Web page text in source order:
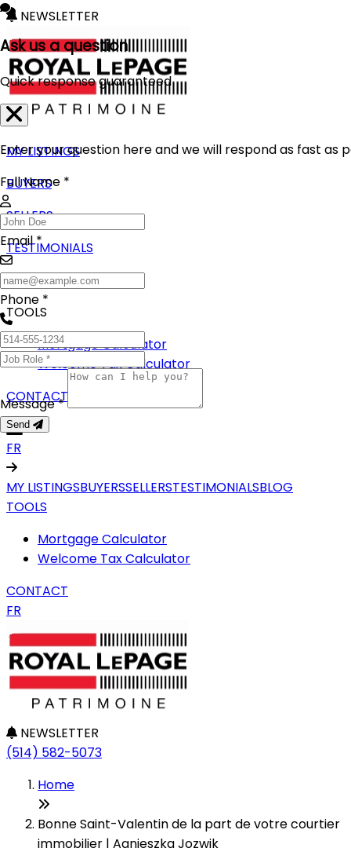
NEWSLETTER
MY LISTINGS
BUYERS
SELLERS
TESTIMONIALS
BLOG
TOOLS
Mortgage Calculator
Welcome Tax Calculator
CONTACT
FR
MY LISTINGSBUYERSSELLERSTESTIMONIALSBLOG
TOOLS
Mortgage Calculator
Welcome Tax Calculator
CONTACT
FR
NEWSLETTER
(514) 582-5073
Home
Bonne Saint-Valentin de la part de votre courtier
immobilier | Agnieszka Jozwik
Ask us a question
Quick response guaranteed
Enter your question here and we will respond as fast as
Full Name *
Email *
Phone *
Message *
Send